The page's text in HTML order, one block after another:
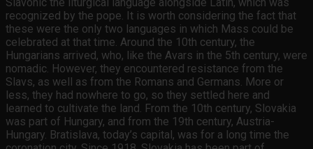
recognized by the pope. It is worth considering the fact that
these were the only two languages in which Mass could be
celebrated at that time. Around the 10th century, the
Hungarians arrived, who, like the Avars in the 5th century, were
nomadic. However, they encountered resistance from the
Slavs, as well as from the Romans and Germans. More or
less, they had nowhere to go, so they settled here and
learned to cultivate the land. From the 10th century, Slovakia
was part of Hungary, and from the 19th century, Austria-
Hungary. Bratislava, today’s capital, was for a long time the